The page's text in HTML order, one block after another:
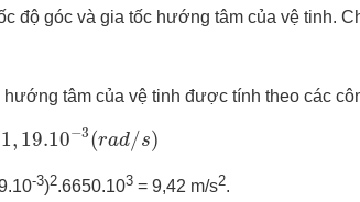
độ góc và gia tốc hướng tâm của vệ tinh.
hướng tâm của vệ tinh được tính theo các
1, 19.10−3(rad/s)
19.10
-3)2.6650.103= 9,42 m/s2.